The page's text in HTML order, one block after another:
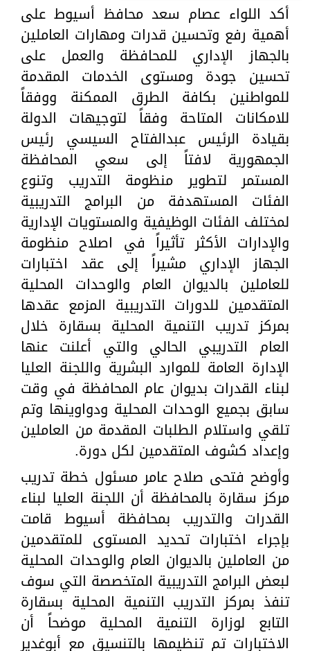
أكد اللواء عصام سعد محافظ أسيوط على
أهمية رفع وتحسين قدرات ومهارات العاملين
بالجهاز الإداري للمحافظة والعمل على
تحسين جودة ومستوى الخدمات المقدمة
للمواطنين بكافة الطرق الممكنة ووفقاً
للامكانات المتاحة وفقاً لتوجيهات الدولة
بقيادة الرئيس عبدالفتاح السيسي رئيس
الجمهورية لافتاً إلى سعي المحافظة
المستمر لتطوير منظومة التدريب وتنوع
الفئات المستهدفة من البرامج التدريبية
لمختلف الفئات الوظيفية والمستويات الإدارية
والإدارات الأكثر تأثيراً في اصلاح منظومة
الجهاز الإداري مشيراً إلى عقد اختبارات
للعاملين بالديوان العام والوحدات المحلية
المتقدمين للدورات التدريبية المزمع عقدها
بمركز تدريب التنمية المحلية بسقارة خلال
العام التدريبي الحالي والتي أعلنت عنها
الإدارة العامة للموارد البشرية واللجنة العليا
لبناء القدرات بديوان عام المحافظة في وقت
سابق بجميع الوحدات المحلية ودواوينها وتم
تلقي واستلام الطلبات المقدمة من العاملين
وإعداد كشوف المتقدمين لكل دورة.
وأوضح فتحى صلاح عامر مسئول خطة تدريب
مركز سقارة بالمحافظة أن اللجنة العليا لبناء
القدرات والتدريب بمحافظة أسيوط قامت
بإجراء اختبارات تحديد المستوى للمتقدمين
من العاملين بالديوان العام والوحدات المحلية
لبعض البرامج التدريبية المتخصصة التي سوف
تنفذ بمركز التدريب التنمية المحلية بسقارة
التابع لوزارة التنمية المحلية موضحاً أن
الاختبارات تم تنظيمها بالتنسيق مع أبوغدير